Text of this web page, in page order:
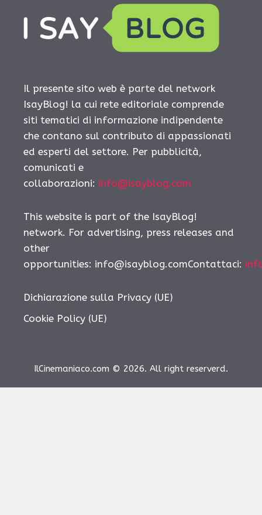
Il presente sito web è parte del network
IsayBlog! la cui rete editoriale comprende
siti tematici di informazione indipendente
che contano sul contributo di appassionati
ed esperti del settore. Per pubblicità,
comunicati e
collaborazioni: info@isayblog.com
This website is part of the IsayBlog!
network. For advertising, press releases and
other
opportunities: info@isayblog.comContattaci:
Dichiarazione sulla Privacy (UE)
Cookie Policy (UE)
IlCinemaniaco.com © 2026. All right reserverd.